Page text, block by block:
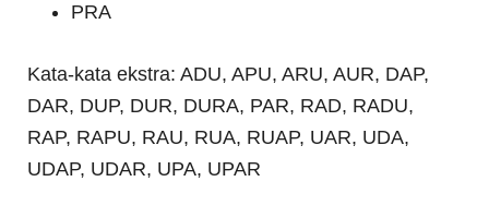
PRA
Kata-kata ekstra: ADU, APU, ARU, AUR, DAP,
DAR, DUP, DUR, DURA, PAR, RAD, RADU,
RAP, RAPU, RAU, RUA, RUAP, UAR, UDA,
UDAP, UDAR, UPA, UPAR